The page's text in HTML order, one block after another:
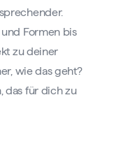
und Formen bis
zu deiner
wie das geht?
das für dich zu